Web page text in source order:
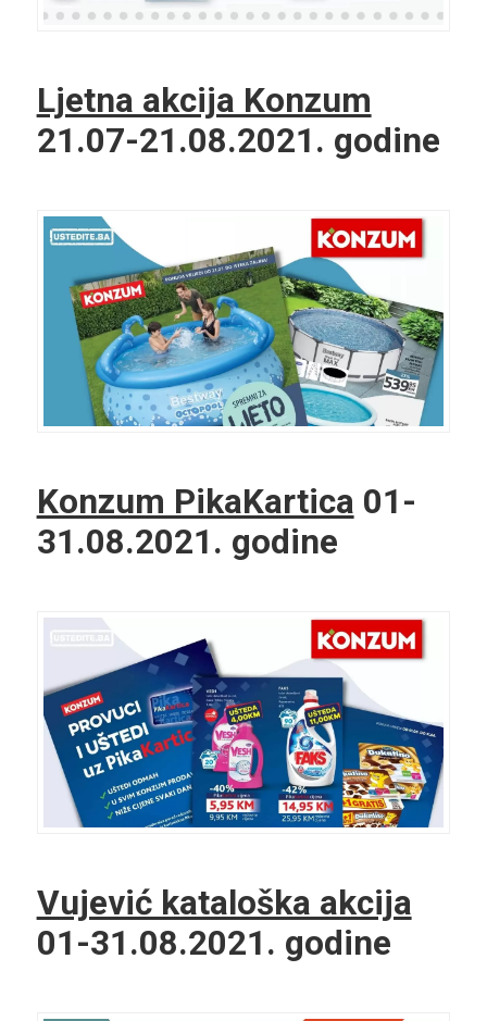
Ljetna akcija Konzum
21.07-21.08.2021. godine
Konzum PikaKartica 01-
31.08.2021. godine
Vujević kataloška akcija
01-31.08.2021. godine